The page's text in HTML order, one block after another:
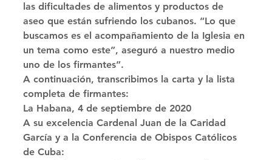
las dificultades de alimentos y productos de
aseo que están sufriendo los cubanos. “Lo que
buscamos es el acompañamiento de la Iglesia en
un tema como este”, aseguró a nuestro medio
uno de los firmantes”.
A continuación, transcribimos la carta y la lista
completa de firmantes:
La Habana, 4 de septiembre de 2020
A su excelencia Cardenal Juan de la Caridad
García y a la Conferencia de Obispos Católicos
de Cuba: